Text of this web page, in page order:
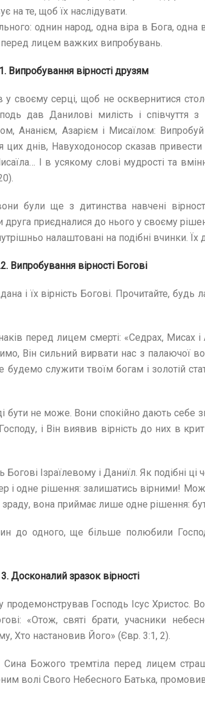
на те, щоб їх наслідувати.
однин народ, одна віра в Бога,
перед лицем важких випробувань.
Випробування вірності друзям
у своєму серці, щоб не осквернитися
дав Данилові милість і співчуття
Ананієм, Азарієм і Мисаїлом:
цих днів, Навуходоносор сказав
І в усякому слові мудрості та
були ще з дитинства навчені
друга приєдналися до нього у своєму
налаштовані на подібні вчинки. Їх
Випробування вірності Богові
і їх вірність Богові. Прочитайте,
перед лицем смерті: «Седрах, Мисах і
Він сильний вирвати нас з палаючої
служити твоїм богам і золотій
бути не може. Вони спокійно дають себе
і Він виявив вірність до них в
Ізраїлевому і Даниїл. Як подібні
і одне рішення: залишатись вірними!
зраду, вона приймає лише одне рішення:
до одного, ще більше полюбили
3. Досконалий зразок вірності
Господь Ісус Христос.
«Отож, святі брати, учасники
Хто настановив Його» (Євр. 3:1, 2).
Божого тремтіла перед лицем
волі Свого Небесного Батька,